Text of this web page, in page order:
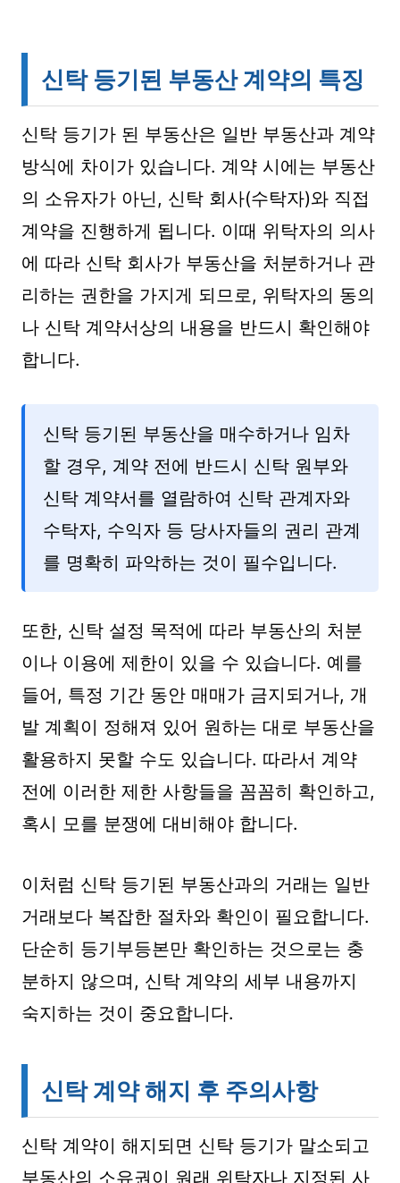
신탁 등기된 부동산 계약의 특징
신탁 등기가 된 부동산은 일반 부동산과 계약
방식에 차이가 있습니다. 계약 시에는 부동산
의 소유자가 아닌, 신탁 회사(수탁자)와 직접
계약을 진행하게 됩니다. 이때 위탁자의 의사
에 따라 신탁 회사가 부동산을 처분하거나 관
리하는 권한을 가지게 되므로, 위탁자의 동의
나 신탁 계약서상의 내용을 반드시 확인해야
합니다.
신탁 등기된 부동산을 매수하거나 임차
할 경우, 계약 전에 반드시 신탁 원부와
신탁 계약서를 열람하여 신탁 관계자와
수탁자, 수익자 등 당사자들의 권리 관계
를 명확히 파악하는 것이 필수입니다.
또한, 신탁 설정 목적에 따라 부동산의 처분
이나 이용에 제한이 있을 수 있습니다. 예를
들어, 특정 기간 동안 매매가 금지되거나, 개
발 계획이 정해져 있어 원하는 대로 부동산을
활용하지 못할 수도 있습니다. 따라서 계약
전에 이러한 제한 사항들을 꼼꼼히 확인하고,
혹시 모를 분쟁에 대비해야 합니다.
이처럼 신탁 등기된 부동산과의 거래는 일반
거래보다 복잡한 절차와 확인이 필요합니다.
단순히 등기부등본만 확인하는 것으로는 충
분하지 않으며, 신탁 계약의 세부 내용까지
숙지하는 것이 중요합니다.
신탁 계약 해지 후 주의사항
신탁 계약이 해지되면 신탁 등기가 말소되고
부동산의 소유권이 원래 위탁자나 지정된 사